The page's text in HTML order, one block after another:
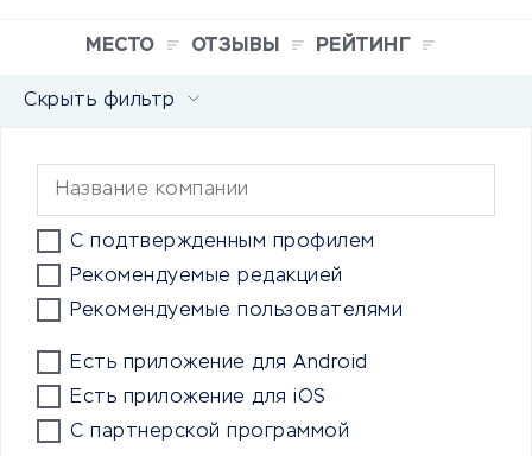
МЕСТО ОТЗЫВЫ РЕЙТИНГ
Скрыть фильтр
С подтвержденным профилем
Рекомендуемые редакцией
Рекомендуемые пользователями
Есть приложение для Android
Есть приложение для iOS
С партнерской программой